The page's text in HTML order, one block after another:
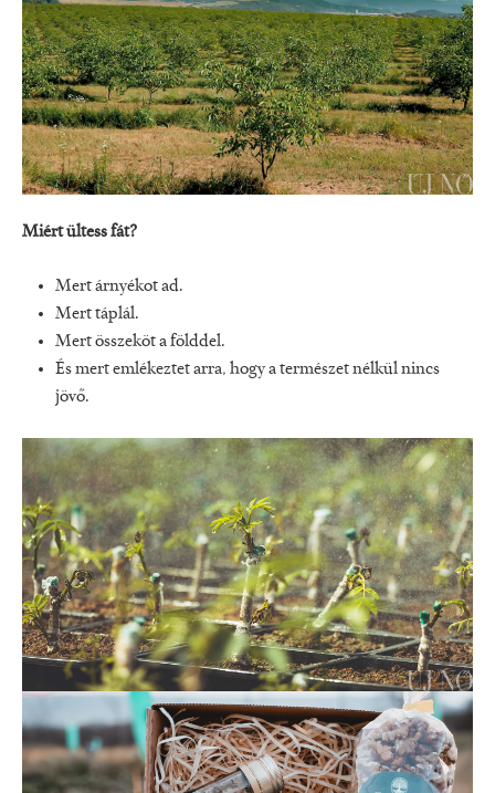
Miért ültess fát?
Mert árnyékot ad.
Mert táplál.
Mert összeköt a földdel.
És mert emlékeztet arra, hogy a természet nélkül nincs
jövő.